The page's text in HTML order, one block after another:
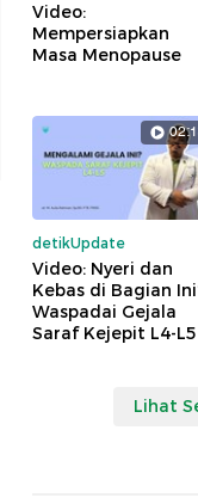
Video:
Mempersiapkan
Masa Menopause
detikUpdate
Video: Nyeri dan
Kebas di Bagian
Waspadai Gejala
Saraf Kejepit L4-L5
Lihat